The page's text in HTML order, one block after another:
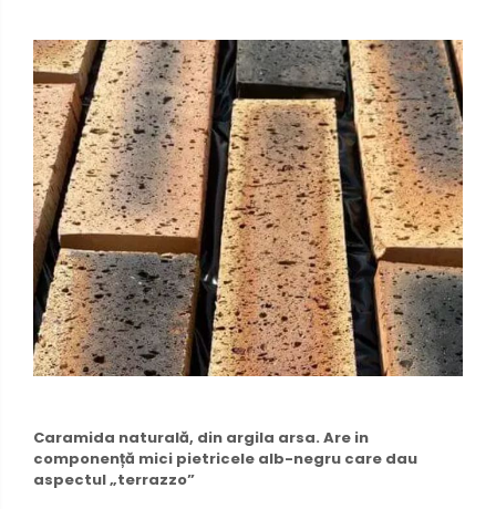
Caramida naturală, din argila arsa. Are in
componență mici pietricele alb-negru care dau
aspectul „terrazzo”